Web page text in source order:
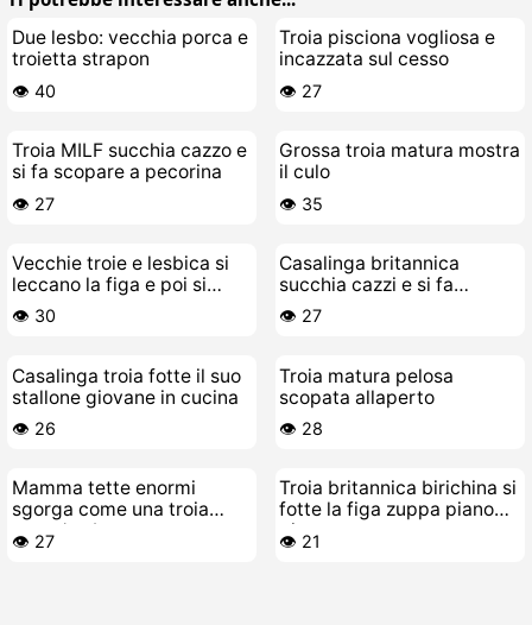
Due lesbo: vecchia porca e
troietta strapon
👁️ 40
Troia pisciona vogliosa e
incazzata sul cesso
👁️ 27
Troia MILF succhia cazzo e
si fa scopare a pecorina
👁️ 27
Grossa troia matura mostra
il culo
👁️ 35
Vecchie troie e lesbica si
leccano la figa e poi si
scopano con un cazzo di
gomma
👁️ 30
Casalinga britannica
succhia cazzi e si fa
scopare duro
👁️ 27
Casalinga troia fotte il suo
stallone giovane in cucina
👁️ 26
Troia matura pelosa
scopata allaperto
👁️ 28
Mamma tette enormi
sgorga come una troia
quando sborra
👁️ 27
Troia britannica birichina si
fotte la figa zuppa piano
piano
👁️ 21